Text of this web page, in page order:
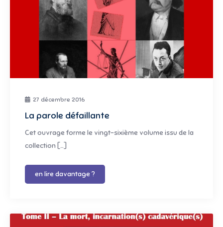
27 décembre 2016
La parole défaillante
Cet ouvrage forme le vingt-sixième volume issu de la
collection […]
en lire davantage ?